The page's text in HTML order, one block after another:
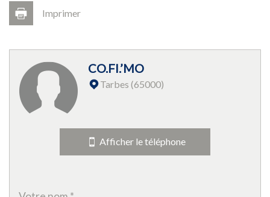
Bar
Collège
École primaire
Lycée
Imprimer
CO.FI.’MO
Tarbes (65000)
Afficher le téléphone